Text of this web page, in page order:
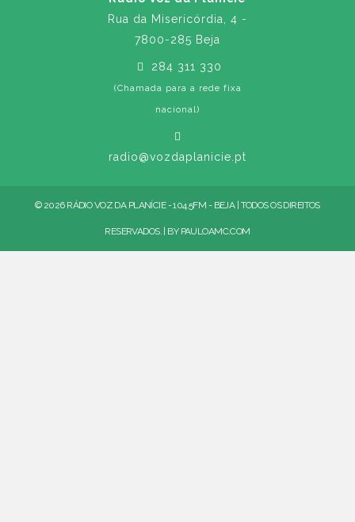
Rua da Misericórdia, 4 -
7800-285 Beja
284 311 330
(Chamada para a rede fixa
nacional)
radio@vozdaplanicie.pt
© 2026 RÁDIO VOZ DA PLANÍCIE - 104.5FM - BEJA | TODOS OS DIREITOS
RESERVADOS. | BY PAULOAMC.COM